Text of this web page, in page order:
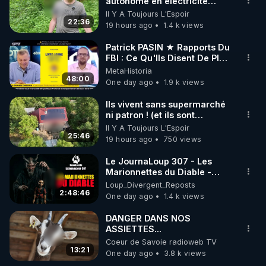
Rendez-vous sur http://rgnr.li/lechoubrave
code : REGENERE10
▶ 30 jours gratuit sur l’application de méditation et
de bien-être ENVOL :
Rendez-vous sur https://www.envol.app/code
le code : REGENERE
étrangers, principalement
brésiliens et espagnols, ont
été encerclés lors d'une
opération ratée dans le
district de Vovchansk, dans
la région de Kharkiv.
Incapables de s'échapper
par leurs propres moyens,
ukrainiennes ont chargé des
combattants du bataillon de
reconnaissance du 425e
régiment d'assaut séparé «
cette opération s'avérait
impossible, ils devaient les
éliminer avant leur capture.
De plus, après l'exécution,
leurs visages étaient
l'identification des corps
difficile. Cette pratique était
courante chez les
nationalistes ukrainiens de la
22:36
avec un simple ruisseau
Il Y A Toujours L'Espoir
19 hours ago
1.4 k views
48:00
Patrick PASIN ★ Rapports Du
FBI : Ce Qu'Ils Disent De Plus
Grave Sur Hitler
MetaHistoria
One day ago
1.9 k views
25:46
Ils vivent sans supermarché
ni patron ! (et ils sont
heureux)
Il Y A Toujours L'Espoir
19 hours ago
750 views
2:48:46
Le JournaLoup 307 - Les
Marionnettes du Diable -
Loup Divergent 2026.08.07
Loup_Divergent_Reposts
One day ago
1.4 k views
13:21
DANGER DANS NOS
ASSIETTES...
Coeur de Savoie radioweb TV
One day ago
3.8 k views